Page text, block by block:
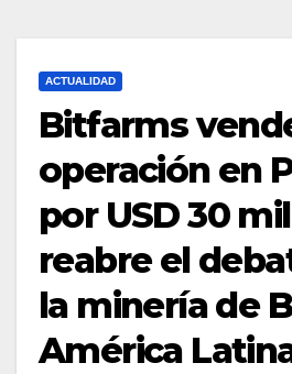
ACTUALIDAD
Bitfarms
operación en
por USD 30
reabre el
la minería de
América